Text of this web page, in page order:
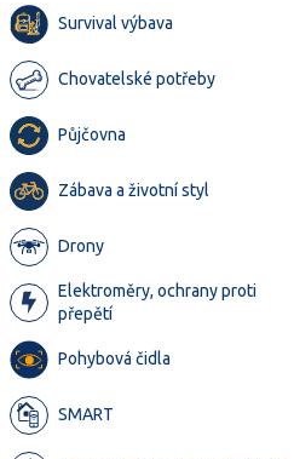
Survival výbava
Chovatelské potřeby
Půjčovna
Zábava a životní styl
Drony
Elektroměry, ochrany proti
přepětí
Pohybová čidla
SMART